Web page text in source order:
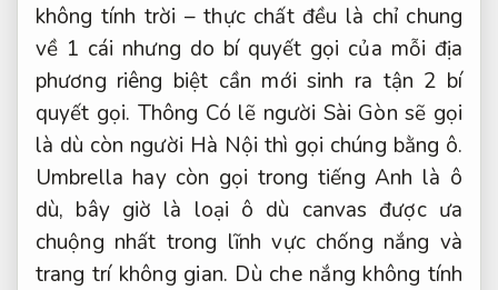
không tính trời – thực chất đều là chỉ chung
về 1 cái nhưng do bí quyết gọi của mỗi địa
phương riêng biệt cần mới sinh ra tận 2 bí
quyết gọi. Thông Có lẽ người Sài Gòn sẽ gọi
là dù còn người Hà Nội thì gọi chúng bằng ô.
Umbrella hay còn gọi trong tiếng Anh là ô
dù, bây giờ là loại ô dù canvas được ưa
chuộng nhất trong lĩnh vực chống nắng và
trang trí không gian. Dù che nắng không tính